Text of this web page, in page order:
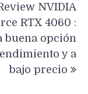
NVIDIA
RTX 4060 :
buena opción
y a
bajo precio